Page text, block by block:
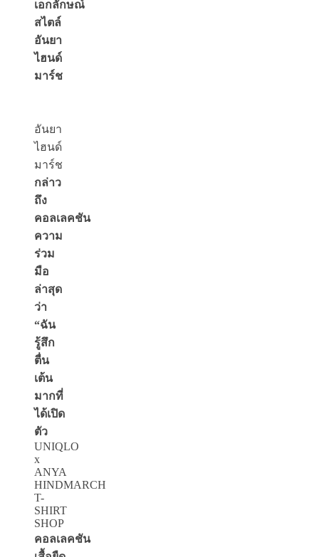
เอกลักษณ์
สไตล์
อันยา
ไฮนด์
มาร์ช
อันยา
ไฮนด์
มาร์ช
กล่าว
ถึง
คอลเลคชัน
ความ
ร่วม
มือ
ล่าสุด
ว่า
“ฉัน
รู้สึก
ตื่น
เต้น
มากที่
ได้เปิด
ตัว
UNIQLO
x
ANYA
HINDMARCH
T-
SHIRT
SHOP
คอลเลคชัน